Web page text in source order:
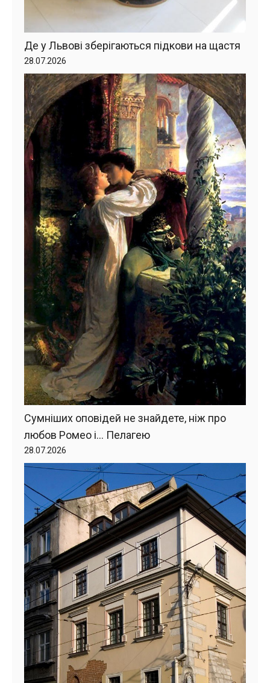
Де у Львові зберігаються підкови на щастя
28.07.2026
Сумніших оповідей не знайдете, ніж про
любов Ромео і… Пелагею
28.07.2026